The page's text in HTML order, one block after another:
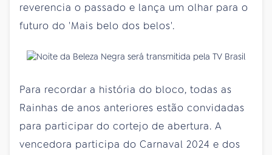
reverencia o passado e lança um olhar para o
futuro do 'Mais belo dos belos'.
Para recordar a história do bloco, todas as
Rainhas de anos anteriores estão convidadas
para participar do cortejo de abertura. A
vencedora participa do Carnaval 2024 e dos